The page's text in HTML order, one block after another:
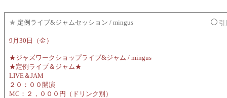
★ 定例ライブ&ジャムセッション / mingus 引
9月30日（金）
★ジャズワークショップライブ&ジャム / mingus
★定例ライブ＆ジャム★
LIVE＆JAM
２０：００開演
MC：２，０００円（ドリンク別）